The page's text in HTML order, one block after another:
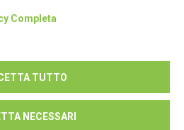
24 - 00198 Roma
Policy
Seguici su:
Completa
TUTTO
NECESSARI